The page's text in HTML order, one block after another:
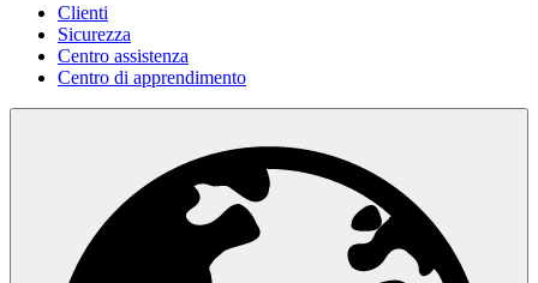
Clienti
Sicurezza
Centro assistenza
Centro di apprendimento